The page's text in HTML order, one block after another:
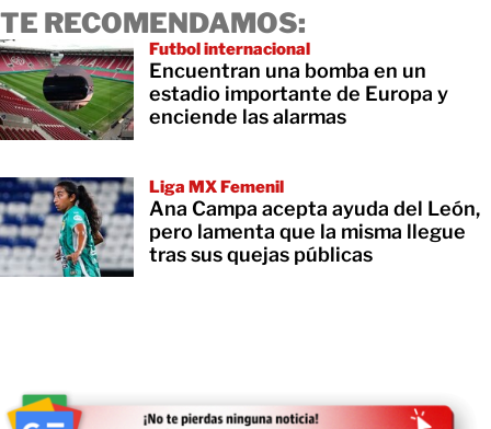
TE RECOMENDAMOS:
Futbol internacional
Encuentran una bomba en un
estadio importante de Europa y
enciende las alarmas
Liga MX Femenil
Ana Campa acepta ayuda del León,
pero lamenta que la misma llegue
tras sus quejas públicas